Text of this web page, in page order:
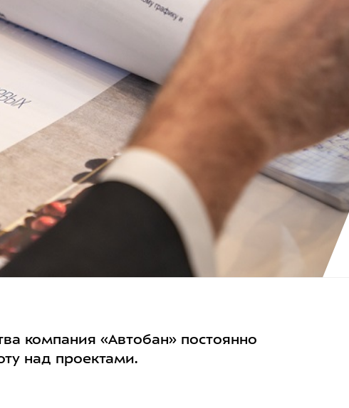
компания «Автобан» постоянно
над проектами.